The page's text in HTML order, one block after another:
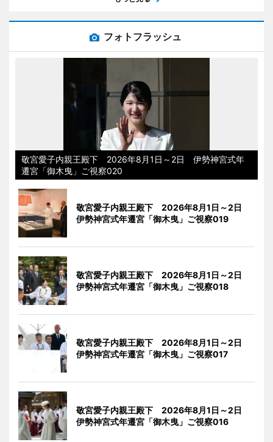
フォトフラッシュ
敬宮愛子内親王殿下 2026年8月1日～2日 伊勢神宮式年
遷宮「御木曳」ご視察020
敬宮愛子内親王殿下 2026年8月1日～2日
伊勢神宮式年遷宮「御木曳」ご視察019
敬宮愛子内親王殿下 2026年8月1日～2日
伊勢神宮式年遷宮「御木曳」ご視察018
敬宮愛子内親王殿下 2026年8月1日～2日
伊勢神宮式年遷宮「御木曳」ご視察017
敬宮愛子内親王殿下 2026年8月1日～2日
伊勢神宮式年遷宮「御木曳」ご視察016